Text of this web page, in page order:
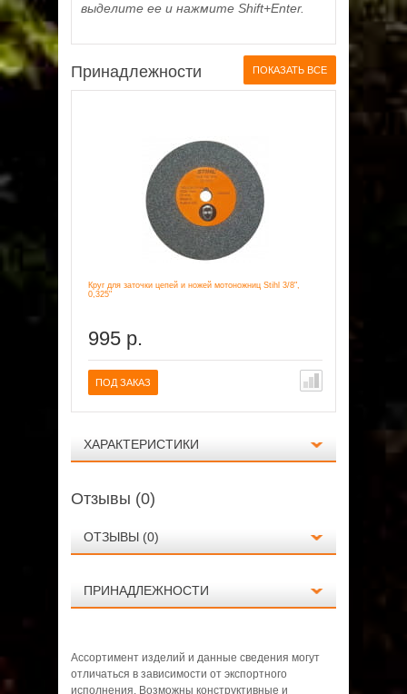
выделите ее и нажмите Shift+Enter.
Принадлежности ПОКАЗАТЬ ВСЕ
Круг для заточки цепей и ножей мотоножниц Stihl 3/8",
0,325"
995 р.
ПОД ЗАКАЗ
ХАРАКТЕРИСТИКИ
Технические данные
Отзывы (0)
ОТЗЫВЫ (0)
ПРИНАДЛЕЖНОСТИ
Ассортимент изделий и данные сведения могут
отличаться в зависимости от экспортного
исполнения. Возможны конструктивные и